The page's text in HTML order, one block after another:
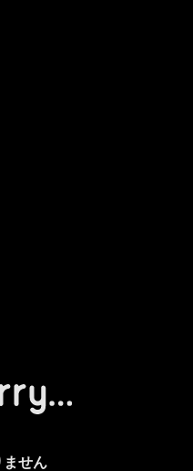
ません